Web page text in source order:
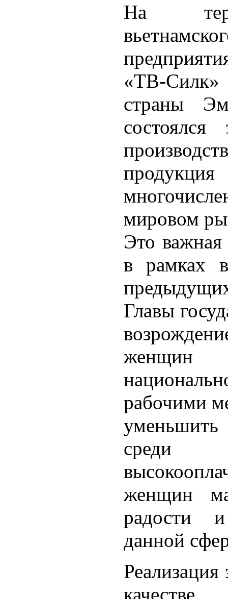
На
«ТВ-
страны
мировом
Это важная
в рамках
Главы
женщин
рабочими
среди
женщин
радости
данной